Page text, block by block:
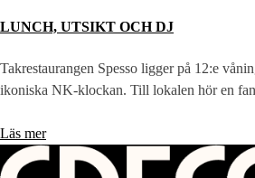
LUNCH, UTSIKT OCH DJ
Takrestaurangen Spesso ligger på 12:e
ikoniska NK-klockan. Till lokalen hör en
Läs mer